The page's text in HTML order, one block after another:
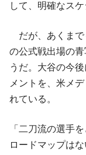
して、明確なス
だが、あくまで
の公式戦出場の
うだ。大谷の今
メントを、米メ
れている。
「二刀流の選手
ロードマップは